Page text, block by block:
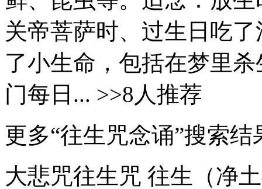
关帝菩萨时、过生日吃
了小生命，包括在梦里
门每日... >>8人推荐
更多“往生咒念诵”搜索结
大悲咒往生咒 往生（净